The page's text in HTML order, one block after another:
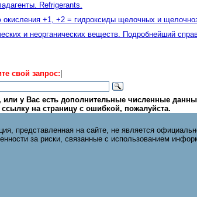
Refrigerants.
+1, +2 = гидроксиды щелочных и
и неорганических веществ. Подробнейший
свой запрос:
у Вас есть дополнительные численные
на страницу с ошибкой, пожалуйста.
представленная на сайте, не является
за риски, связанные с использованием